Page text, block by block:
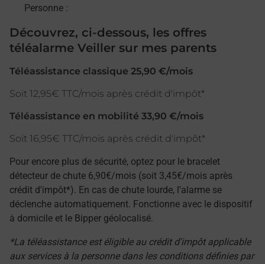
Personne :
Découvrez, ci-dessous, les offres
téléalarme Veiller sur mes parents
Téléassistance classique 25,90 €/mois
Soit 12,95€ TTC/mois après crédit d'impôt*
Téléassistance en mobilité 33,90 €/mois
Soit 16,95€ TTC/mois après crédit d'impôt*
Pour encore plus de sécurité, optez pour le bracelet
détecteur de chute 6,90€/mois (soit 3,45€/mois après
crédit d'impôt*). En cas de chute lourde, l'alarme se
déclenche automatiquement. Fonctionne avec le dispositif
à domicile et le Bipper géolocalisé.
*La téléassistance est éligible au crédit d'impôt applicable
aux services à la personne dans les conditions définies par